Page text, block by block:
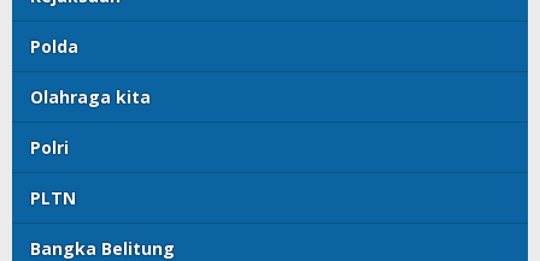
Polda
Olahraga kita
Polri
PLTN
Bangka Belitung